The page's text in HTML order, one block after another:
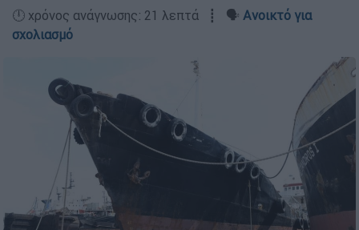
🕛 χρόνος ανάγνωσης: 21 λεπτά ┋ 🗣️ Ανοικτό για
σχολιασμό